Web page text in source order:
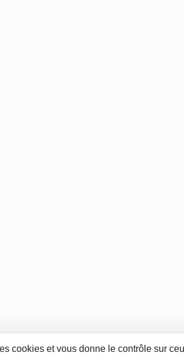
cookies et vous donne le contrôle sur